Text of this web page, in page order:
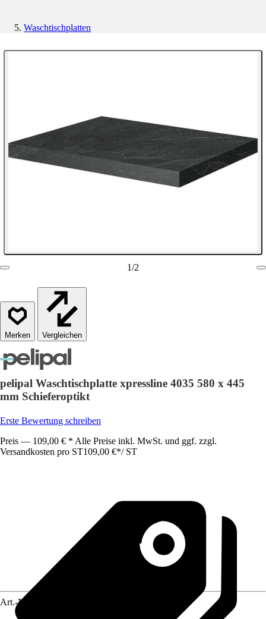
Waschtischplatten
1/2
Vergleichen
pelipal Waschtischplatte xpressline 4035 580 x 445
mm Schieferoptikt
Erste Bewertung schreiben
Preis — 109,00 € * Alle Preise inkl. MwSt. und ggf. zzgl.
Versandkosten pro ST109,00 €*/ ST
Art.-Nr.